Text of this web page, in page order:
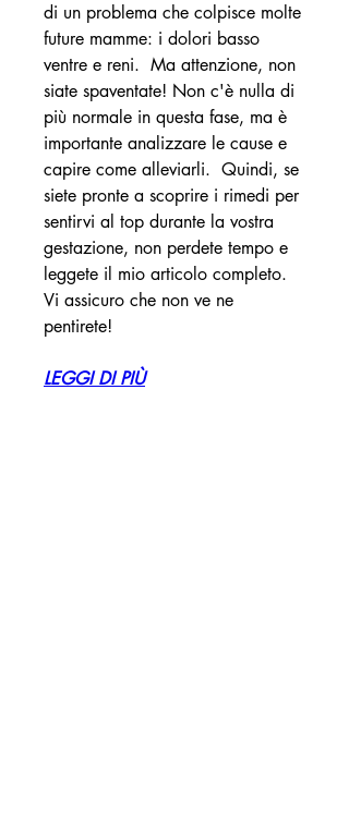
di un problema che colpisce molte
future mamme: i dolori basso
ventre e reni.  Ma attenzione, non
siate spaventate! Non c'è nulla di
più normale in questa fase, ma è
importante analizzare le cause e
capire come alleviarli.  Quindi, se
siete pronte a scoprire i rimedi per
sentirvi al top durante la vostra
gestazione, non perdete tempo e
leggete il mio articolo completo.
Vi assicuro che non ve ne
pentirete!
LEGGI DI PIÙ